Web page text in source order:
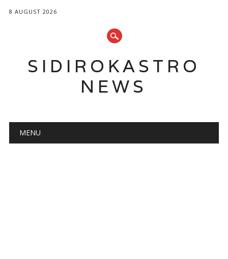
8 AUGUST 2026
SIDIROKASTRO
NEWS
Main menu
MENU